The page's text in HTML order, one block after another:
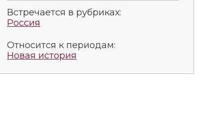
Встречается в рубриках:
Россия
Относится к периодам:
Новая история